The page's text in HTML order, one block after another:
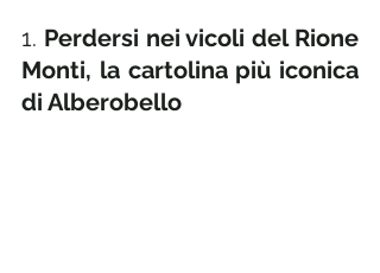
1. Perdersi nei vicoli del Rione
Monti, la cartolina più iconica
di Alberobello